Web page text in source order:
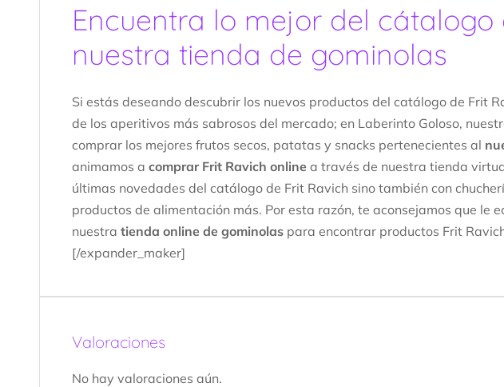
Encuentra lo mejor del cátalogo
nuestra tienda de gominolas
Si estás deseando descubrir los nuevos productos del catálogo de Frit
de los aperitivos más sabrosos del mercado; en Laberinto Goloso,
comprar los mejores frutos secos, patatas y snacks pertenecientes al
animamos a comprar Frit Ravich online a través de nuestra tienda
últimas novedades del catálogo de Frit Ravich sino también con
productos de alimentación más. Por esta razón, te aconsejamos que le
nuestra tienda online de gominolas para encontrar productos Frit
[/expander_maker]
Valoraciones
No hay valoraciones aún.